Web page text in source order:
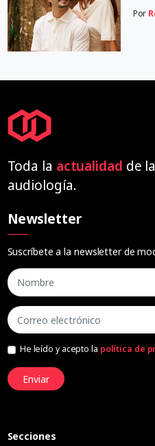
Por
Toda la actualidad de
audiología.
Newsletter
Suscríbete a la newsletter de
He leído y acepto la política de
Enviar
Secciones